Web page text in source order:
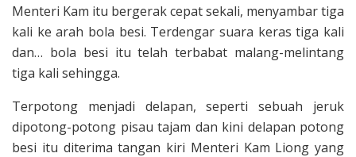
Menteri Kam itu bergerak cepat sekali, menyambar tiga
kali ke arah bola besi. Terdengar suara keras tiga kali
dan… bola besi itu telah ter­babat malang-melintang
tiga kali sehing­ga.
Terpotong menjadi delapan, seperti sebuah jeruk
dipotong-potong pisau tajam dan kini delapan potong
besi itu diterima tangan kiri Menteri Kam Liong yang